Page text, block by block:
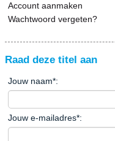
Account aanmaken
Wachtwoord vergeten?
Raad deze titel aan
Jouw naam*:
Jouw e-mailadres*: